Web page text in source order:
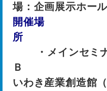
場：企画展示ホール
開催場
所
・メインセミナ
Ｂ
いわき産業創造館